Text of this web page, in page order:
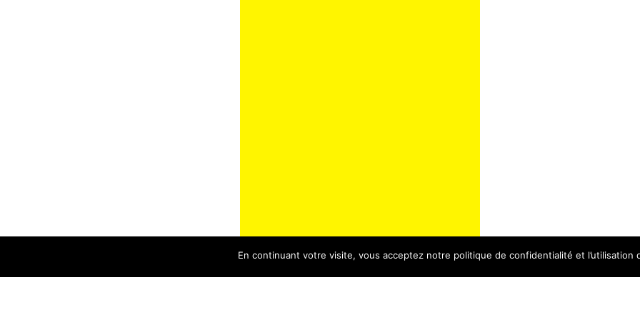
En continuant votre visite, vous acceptez notre politique de confidentialité et l’utilisation